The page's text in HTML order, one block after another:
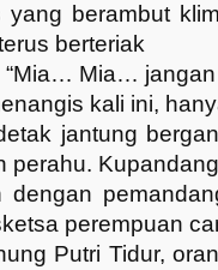
yang berambut
berteriak
“Mia… Mia… jangan
kali ini,
jantung
perahu.
dengan
perempuan
Putri Tidur,